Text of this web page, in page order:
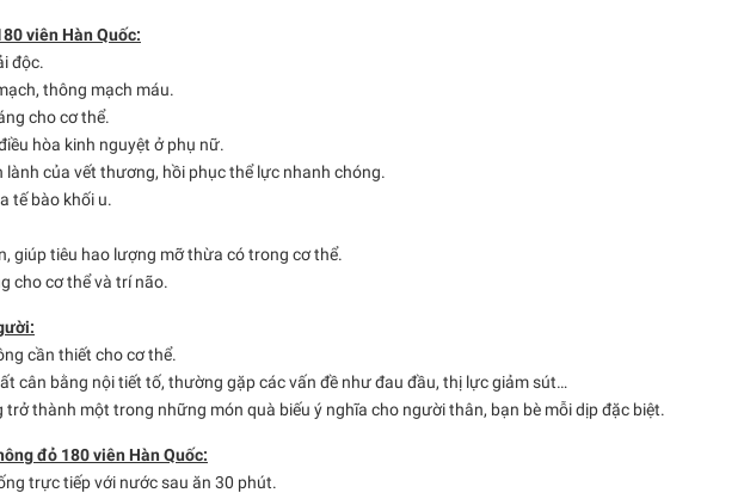
viên Hàn Quốc:
độc.
thông mạch máu.
cho cơ thể.
hòa kinh nguyệt ở phụ nữ.
của vết thương, hồi phục thể lực nhanh chóng.
tế bào khối u.
giúp tiêu hao lượng mỡ thừa có trong cơ thể.
cho cơ thể và trí não.
cần thiết cho cơ thể.
cân bằng nội tiết tố, thường gặp các vấn đề như đau đầu, thị lực giảm sút…
thành một trong những món quà biếu ý nghĩa cho người thân, bạn bè mỗi dịp đặc biệt.
đỏ 180 viên Hàn Quốc:
trực tiếp với nước sau ăn 30 phút.